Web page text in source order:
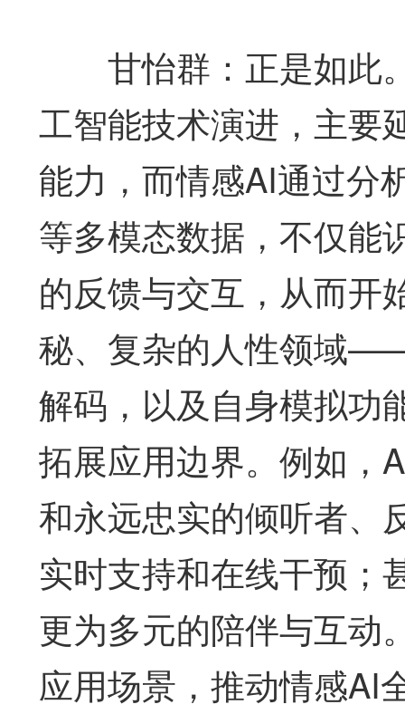
甘怡群：正是如此
工智能技术演进，主要
能力，而情感AI通过分
等多模态数据，不仅能
的反馈与交互，从而开
秘、复杂的人性领域
解码，以及自身模拟功
拓展应用边界。例如，
和永远忠实的倾听者、
实时支持和在线干预；
更为多元的陪伴与互动
应用场景，推动情感AI